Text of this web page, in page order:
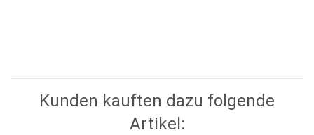
Kunden kauften dazu folgende
Artikel: